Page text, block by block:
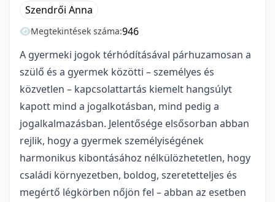
Szendrői Anna
Megtekintések száma:946
A gyermeki jogok térhódításával párhuzamosan a
szülő és a gyermek közötti – személyes és
közvetlen – kapcsolattartás kiemelt hangsúlyt
kapott mind a jogalkotásban, mind pedig a
jogalkalmazásban. Jelentősége elsősorban abban
rejlik, hogy a gyermek személyiségének
harmonikus kibontásához nélkülözhetetlen, hogy
családi környezetben, boldog, szeretetteljes és
megértő légkörben nőjön fel – abban az esetben